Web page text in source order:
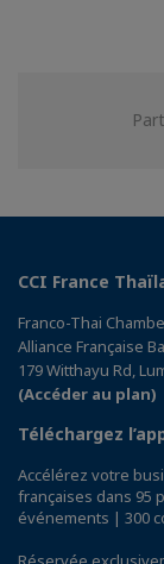
CCI France
Franco-Thai
Alliance Française
179 Witthayu Rd,
(Accéder au plan)
Téléchargez
Accélérez votre
françaises dans 95
événements | 300